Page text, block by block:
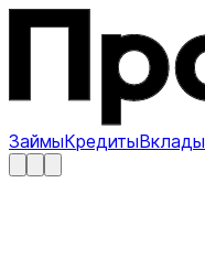
ЗаймыКредитыВклады